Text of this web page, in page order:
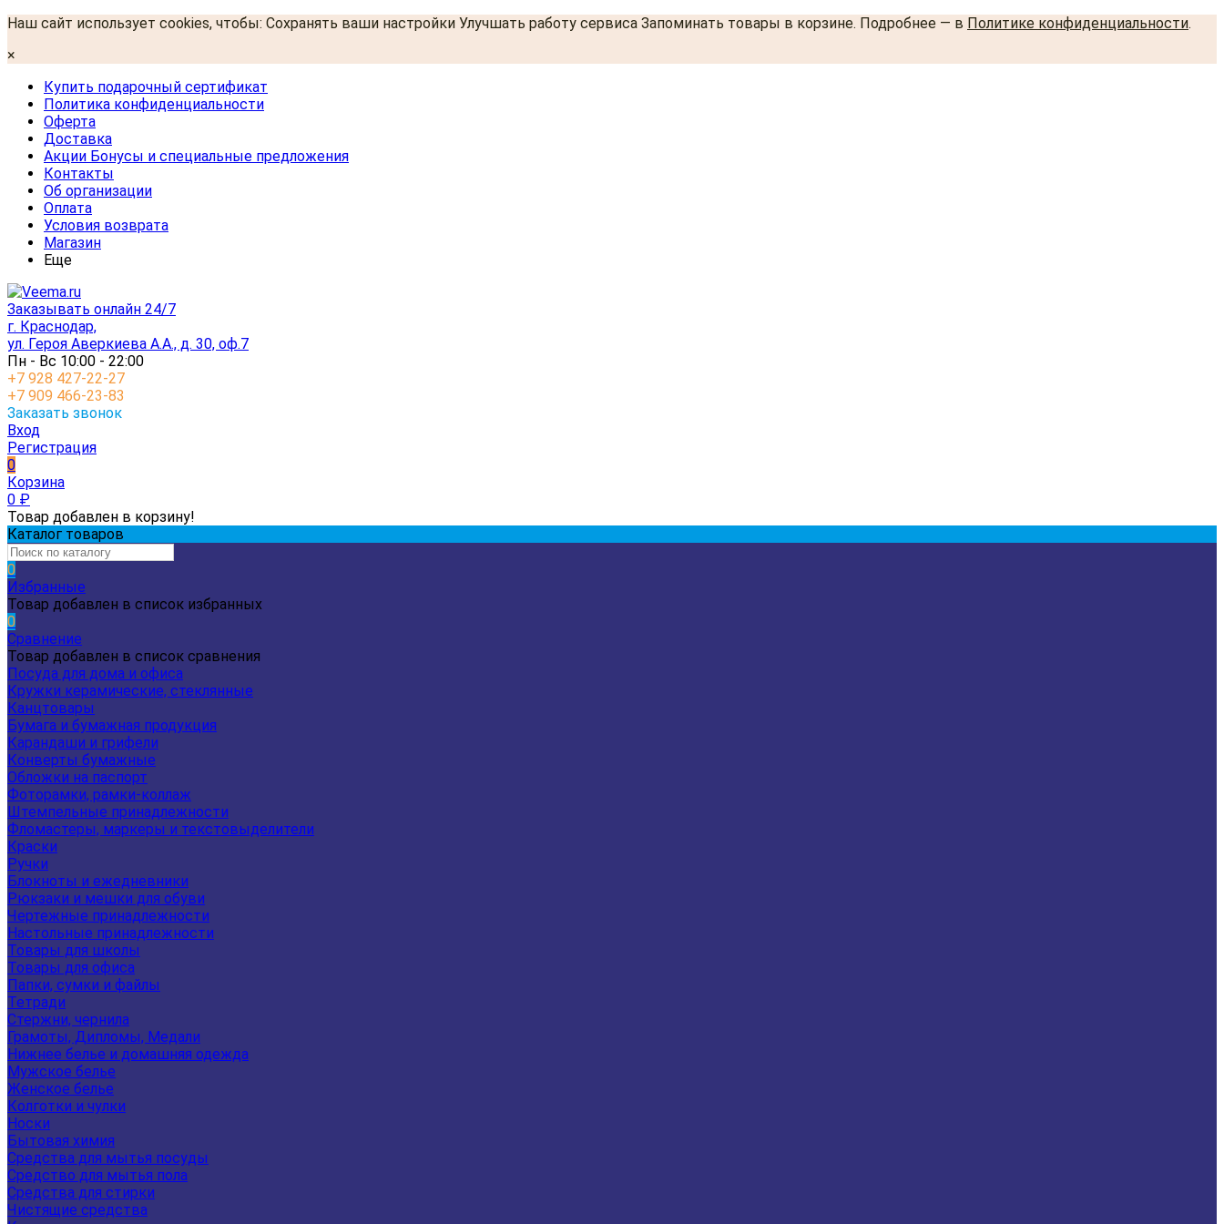
Наш сайт использует cookies, чтобы: Сохранять ваши настройки Улучшать работу сервиса Запоминать товары в корзине. Подробнее — в Политике конфиденциальности.
×
Купить подарочный сертификат
Политика конфиденциальности
Оферта
Доставка
Акции Бонусы и специальные предложения
Контакты
Об организации
Оплата
Условия возврата
Магазин
Еще
Заказывать онлайн 24/7
г. Краснодар,
ул. Героя Аверкиева А.А., д. 30, оф.7
Пн - Вс 10:00 - 22:00
+7 928 427-22-27
+7 909 466-23-83
Заказать звонок
Вход
Регистрация
0
Корзина
0 ₽
Товар добавлен в корзину!
Каталог товаров
0
Избранные
Товар добавлен в список избранных
0
Сравнение
Товар добавлен в список сравнения
Посуда для дома и офиса
Кружки керамические, стеклянные
Канцтовары
Бумага и бумажная продукция
Карандаши и грифели
Конверты бумажные
Обложки на паспорт
Фоторамки, рамки-коллаж
Штемпельные принадлежности
Фломастеры, маркеры и текстовыделители
Краски
Ручки
Блокноты и ежедневники
Рюкзаки и мешки для обуви
Чертежные принадлежности
Настольные принадлежности
Товары для школы
Товары для офиса
Папки, сумки и файлы
Тетради
Стержни, чернила
Грамоты, Дипломы, Медали
Нижнее белье и домашняя одежда
Мужское белье
Женское белье
Колготки и чулки
Носки
Бытовая химия
Средства для мытья посуды
Средство для мытья пола
Средства для стирки
Чистящие средства